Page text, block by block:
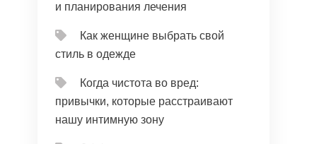
и планирования лечения
Как женщине выбрать свой
стиль в одежде
Когда чистота во вред:
привычки, которые расстраивают
нашу интимную зону